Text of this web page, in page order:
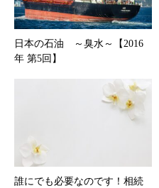
日本の石油 ～臭水～【2016
年 第5回】
誰にでも必要なのです！相続